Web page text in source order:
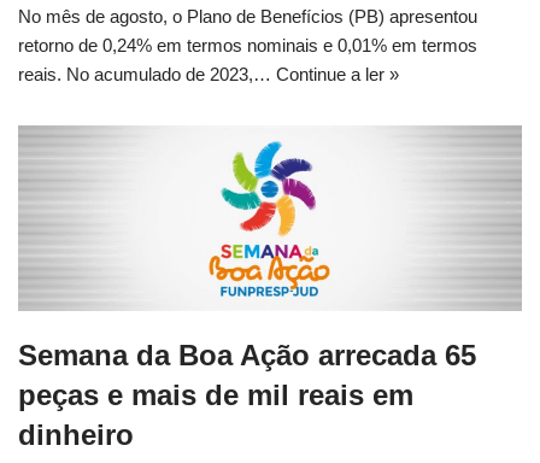
No mês de agosto, o Plano de Benefícios (PB) apresentou
retorno de 0,24% em termos nominais e 0,01% em termos
reais. No acumulado de 2023,… Continue a ler »
Semana da Boa Ação arrecada 65
peças e mais de mil reais em
dinheiro